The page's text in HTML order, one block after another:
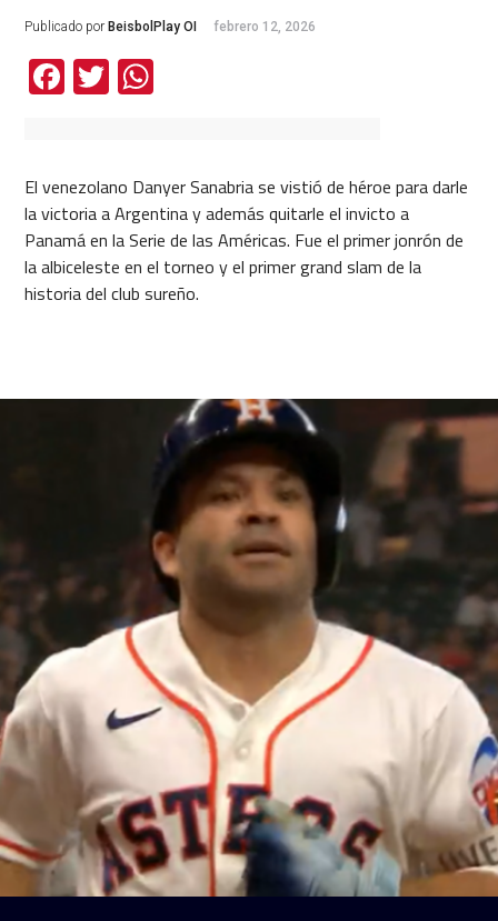
Publicado por BeisbolPlay OI febrero 12, 2026
Facebook
TwitterWhatsApp
El venezolano Danyer Sanabria se vistió de héroe para darle
la victoria a Argentina y además quitarle el invicto a
Panamá en la Serie de las Américas. Fue el primer jonrón de
la albiceleste en el torneo y el primer grand slam de la
historia del club sureño.